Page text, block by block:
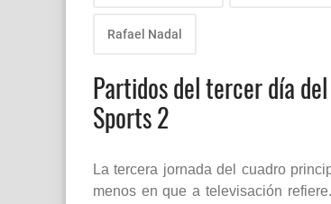
Rafael Nadal
Partidos del tercer día
Sports 2
La tercera jornada del cuadro
menos en que a televisación